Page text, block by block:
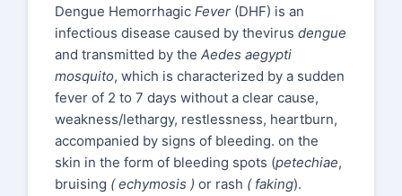
Dengue Hemorrhagic Fever (DHF) is an
infectious disease caused by thevirus dengue
and transmitted by the Aedes aegypti
mosquito, which is characterized by a sudden
fever of 2 to 7 days without a clear cause,
weakness/lethargy, restlessness, heartburn,
accompanied by signs of bleeding. on the
skin in the form of bleeding spots (petechiae,
bruising ( echymosis ) or rash ( faking).